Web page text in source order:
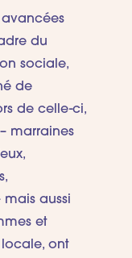
avancées
du
sociale,
de
de celle-ci,
marraines
mais aussi
et
locale, ont